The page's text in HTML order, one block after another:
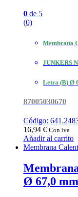
0 de 5
(0)
Membrana
JUNKERS
Letra (B) Ø
87005030670
Código:
16,94 € Con iva
Añadir al carrito
Membrana
Ø 67,0